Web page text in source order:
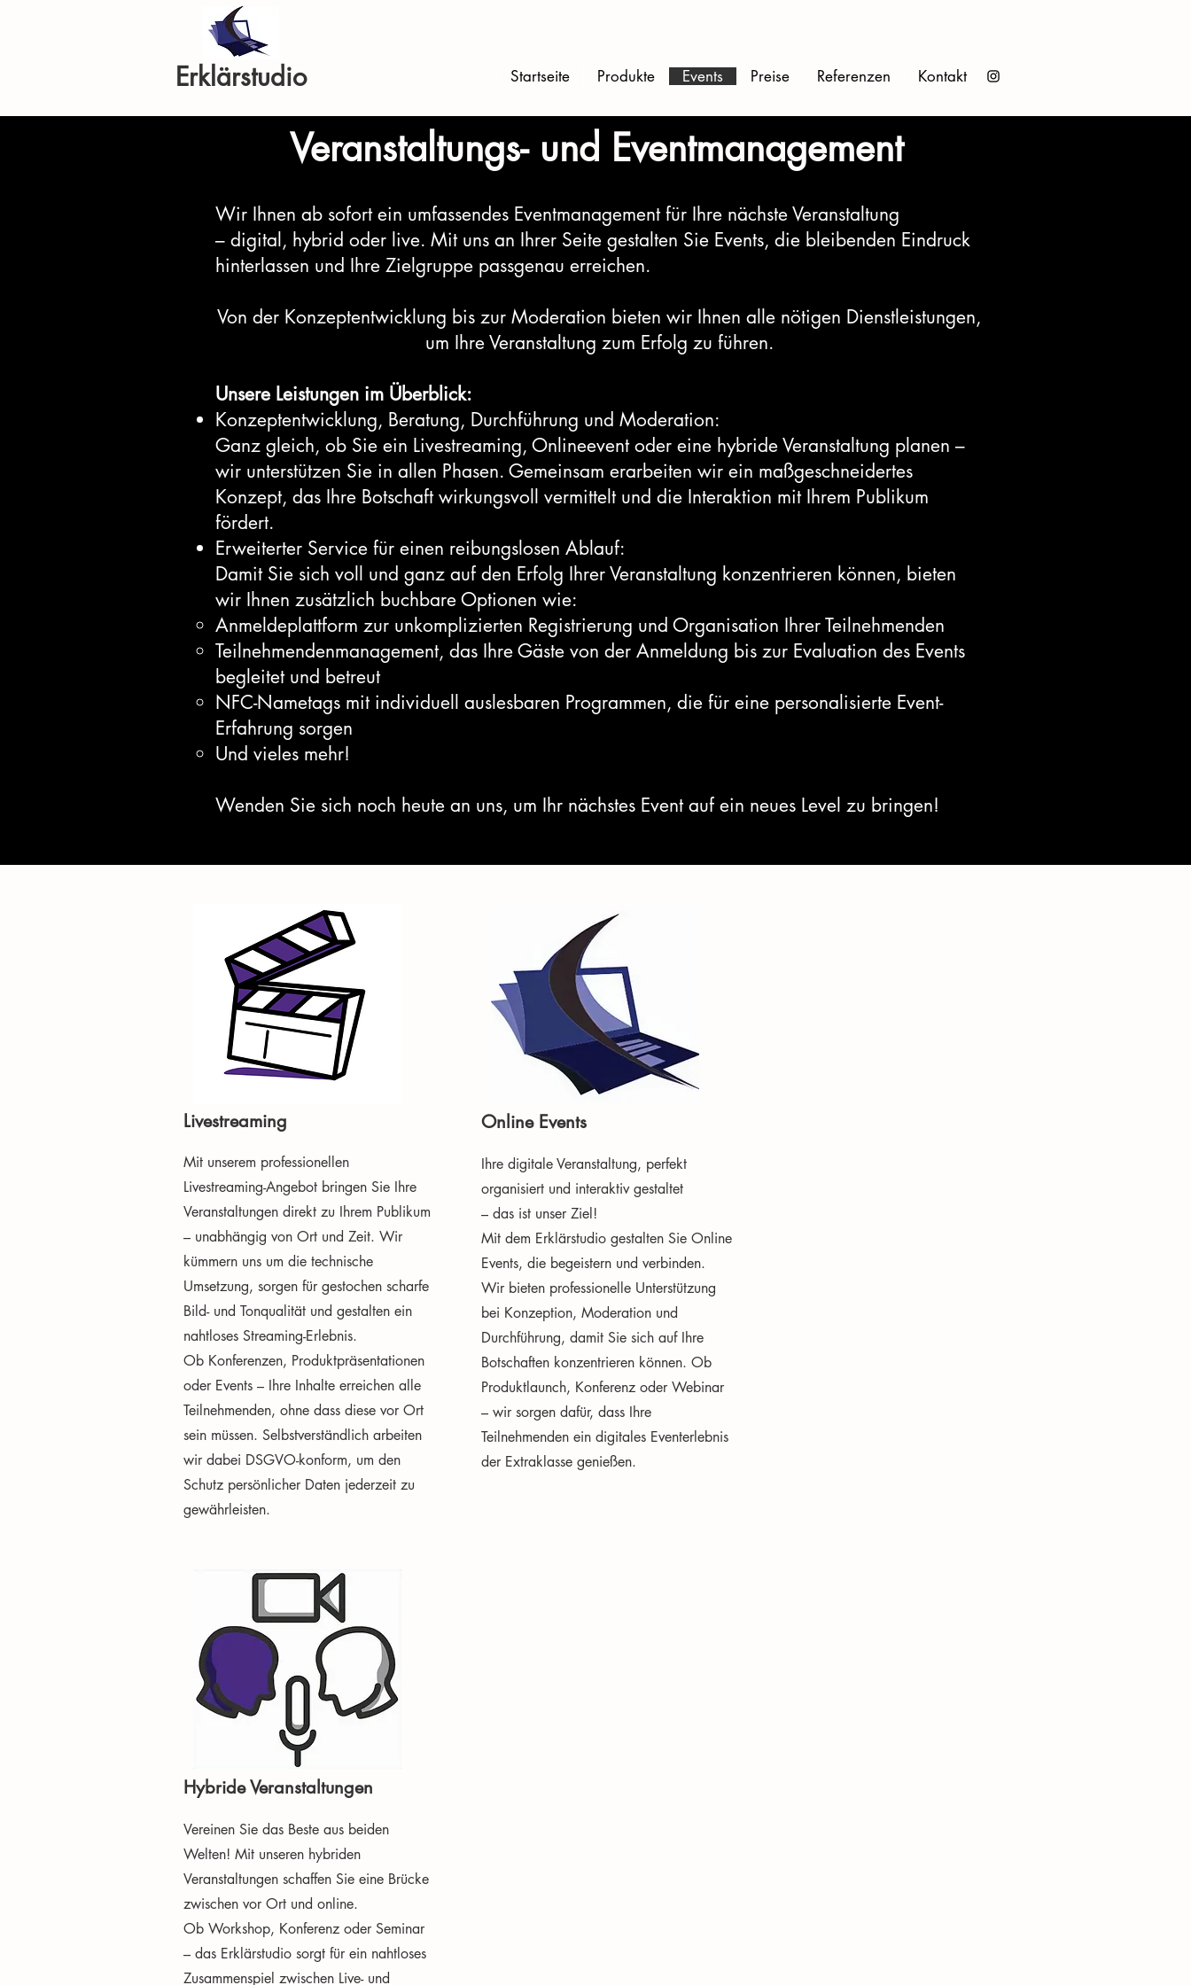
Startseite Produkte Events Preise Referenzen Kontakt
Erklärstudio
Veranstaltungs- und Eventmanagement
Wir Ihnen ab sofort ein umfassendes Eventmanagement für Ihre nächste Veranstaltung
– digital, hybrid oder live. Mit uns an Ihrer Seite gestalten Sie Events, die bleibenden Eindruck
hinterlassen und Ihre Zielgruppe passgenau erreichen.
Von der Konzeptentwicklung bis zur Moderation bieten wir Ihnen alle nötigen Dienstleistungen,
um Ihre Veranstaltung zum Erfolg zu führen.
Unsere Leistungen im Überblick:
Konzeptentwicklung, Beratung, Durchführung und Moderation:
Ganz gleich, ob Sie ein Livestreaming, Onlineevent oder eine hybride Veranstaltung planen –
wir unterstützen Sie in allen Phasen. Gemeinsam erarbeiten wir ein maßgeschneidertes
Konzept, das Ihre Botschaft wirkungsvoll vermittelt und die Interaktion mit Ihrem Publikum
fördert.
Erweiterter Service für einen reibungslosen Ablauf:
Damit Sie sich voll und ganz auf den Erfolg Ihrer Veranstaltung konzentrieren können, bieten
wir Ihnen zusätzlich buchbare Optionen wie:
Anmeldeplattform zur unkomplizierten Registrierung und Organisation Ihrer Teilnehmenden
Teilnehmendenmanagement, das Ihre Gäste von der Anmeldung bis zur Evaluation des Events
begleitet und betreut
NFC-Nametags mit individuell auslesbaren Programmen, die für eine personalisierte Event-
Erfahrung sorgen
Und vieles mehr!​
Wenden Sie sich noch heute an uns, um Ihr nächstes Event auf ein neues Level zu bringen!
Livestreaming
Mit unserem professionellen
Livestreaming-Angebot bringen Sie Ihre
Veranstaltungen direkt zu Ihrem Publikum
– unabhängig von Ort und Zeit. Wir
kümmern uns um die technische
Umsetzung, sorgen für gestochen scharfe
Bild- und Tonqualität und gestalten ein
nahtloses Streaming-Erlebnis.
Ob Konferenzen, Produktpräsentationen
oder Events – Ihre Inhalte erreichen alle
Teilnehmenden, ohne dass diese vor Ort
sein müssen. Selbstverständlich arbeiten
wir dabei DSGVO-konform, um den
Schutz persönlicher Daten jederzeit zu
gewährleisten.
Online Events
Ihre digitale Veranstaltung, perfekt
organisiert und interaktiv gestaltet
– das ist unser Ziel!
Mit dem Erklärstudio gestalten Sie Online
Events, die begeistern und verbinden.
Wir bieten professionelle Unterstützung
bei Konzeption, Moderation und
Durchführung, damit Sie sich auf Ihre
Botschaften konzentrieren können. Ob
Produktlaunch, Konferenz oder Webinar
– wir sorgen dafür, dass Ihre
Teilnehmenden ein digitales Eventerlebnis
der Extraklasse genießen.
Hybride Veranstaltungen
Vereinen Sie das Beste aus beiden
Welten! Mit unseren hybriden
Veranstaltungen schaffen Sie eine Brücke
zwischen vor Ort und online.
Ob Workshop, Konferenz oder Seminar
– das Erklärstudio sorgt für ein nahtloses
Zusammenspiel zwischen Live- und